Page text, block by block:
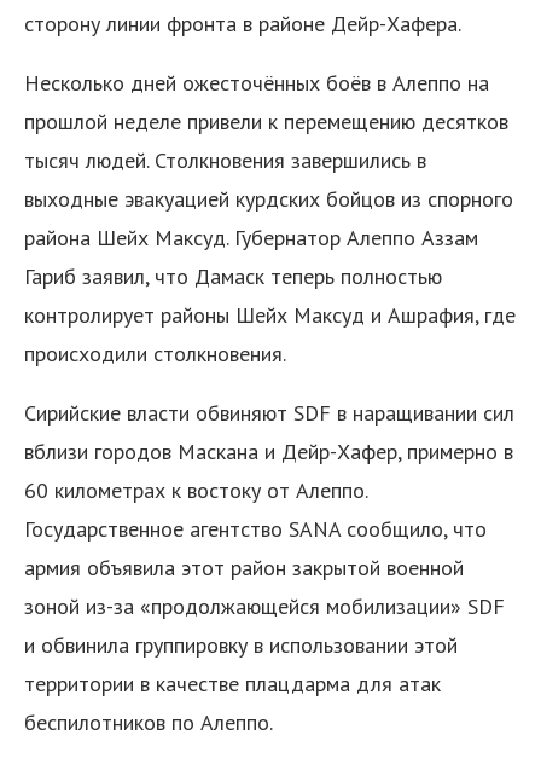
сторону линии фронта в районе Дейр-Хафера.
Несколько дней ожесточённых боёв в Алеппо на
прошлой неделе привели к перемещению десятков
тысяч людей. Столкновения завершились в
выходные эвакуацией курдских бойцов из спорного
района Шейх Максуд. Губернатор Алеппо Аззам
Гариб заявил, что Дамаск теперь полностью
контролирует районы Шейх Максуд и Ашрафия, где
происходили столкновения.
Сирийские власти обвиняют SDF в наращивании сил
вблизи городов Маскана и Дейр-Хафер, примерно в
60 километрах к востоку от Алеппо.
Государственное агентство SANA сообщило, что
армия объявила этот район закрытой военной
зоной из-за «продолжающейся мобилизации» SDF
и обвинила группировку в использовании этой
территории в качестве плацдарма для атак
беспилотников по Алеппо.